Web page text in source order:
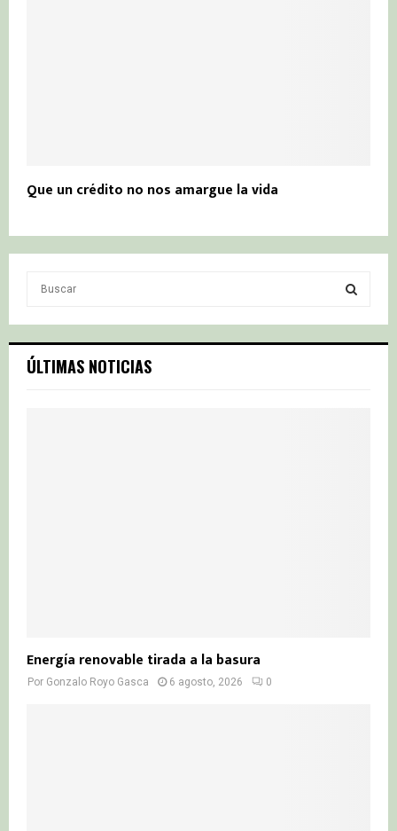
Que un crédito no nos amargue la vida
c
h
S
ÚLTIMAS NOTICIAS
Energía renovable tirada a la basura
Por Gonzalo Royo Gasca 6 agosto, 2026 0